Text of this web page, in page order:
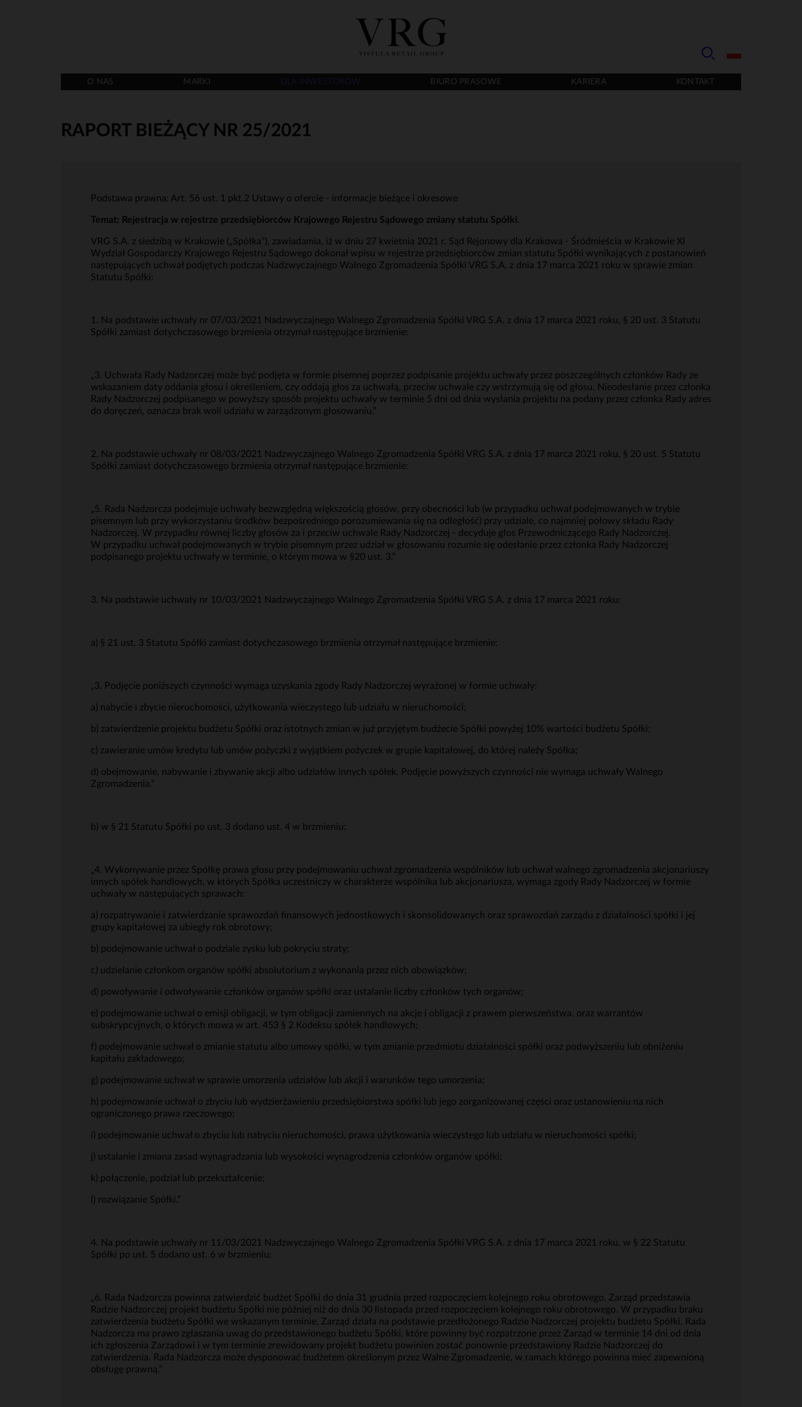
O NAS MARKI DLA INWESTORÓW BIURO PRASOWE KARIERA KONTAKT
RAPORT BIEŻĄCY NR 25/2021
Podstawa prawna: Art. 56 ust. 1 pkt.2 Ustawy o ofercie - informacje bieżące i okresowe
Temat: Rejestracja w rejestrze przedsiębiorców Krajowego Rejestru Sądowego zmiany statutu Spółki.
VRG S.A. z siedzibą w Krakowie („Spółka”), zawiadamia, iż w dniu 27 kwietnia 2021 r. Sąd Rejonowy dla Krakowa - Śródmieścia w Krakowie XI
Wydział Gospodarczy Krajowego Rejestru Sądowego dokonał wpisu w rejestrze przedsiębiorców zmian statutu Spółki wynikających z postanowień
następujących uchwał podjętych podczas Nadzwyczajnego Walnego Zgromadzenia Spółki VRG S.A. z dnia 17 marca 2021 roku w sprawie zmian
Statutu Spółki:
1. Na podstawie uchwały nr 07/03/2021 Nadzwyczajnego Walnego Zgromadzenia Spółki VRG S.A. z dnia 17 marca 2021 roku, § 20 ust. 3 Statutu
Spółki zamiast dotychczasowego brzmienia otrzymał następujące brzmienie:
„3. Uchwała Rady Nadzorczej może być podjęta w formie pisemnej poprzez podpisanie projektu uchwały przez poszczególnych członków Rady ze
wskazaniem daty oddania głosu i określeniem, czy oddają głos za uchwałą, przeciw uchwale czy wstrzymują się od głosu. Nieodesłanie przez członka
Rady Nadzorczej podpisanego w powyższy sposób projektu uchwały w terminie 5 dni od dnia wysłania projektu na podany przez członka Rady adres
do doręczeń, oznacza brak woli udziału w zarządzonym głosowaniu.”
2. Na podstawie uchwały nr 08/03/2021 Nadzwyczajnego Walnego Zgromadzenia Spółki VRG S.A. z dnia 17 marca 2021 roku, § 20 ust. 5 Statutu
Spółki zamiast dotychczasowego brzmienia otrzymał następujące brzmienie:
„5. Rada Nadzorcza podejmuje uchwały bezwzględną większością głosów, przy obecności lub (w przypadku uchwał podejmowanych w trybie
pisemnym lub przy wykorzystaniu środków bezpośredniego porozumiewania się na odległość) przy udziale, co najmniej połowy składu Rady
Nadzorczej. W przypadku równej liczby głosów za i przeciw uchwale Rady Nadzorczej - decyduje głos Przewodniczącego Rady Nadzorczej.
W przypadku uchwał podejmowanych w trybie pisemnym przez udział w głosowaniu rozumie się odesłanie przez członka Rady Nadzorczej
podpisanego projektu uchwały w terminie, o którym mowa w §20 ust. 3.”
3. Na podstawie uchwały nr 10/03/2021 Nadzwyczajnego Walnego Zgromadzenia Spółki VRG S.A. z dnia 17 marca 2021 roku:
a) § 21 ust. 3 Statutu Spółki zamiast dotychczasowego brzmienia otrzymał następujące brzmienie:
„3. Podjęcie poniższych czynności wymaga uzyskania zgody Rady Nadzorczej wyrażonej w formie uchwały:
a) nabycie i zbycie nieruchomości, użytkowania wieczystego lub udziału w nieruchomości;
b) zatwierdzenie projektu budżetu Spółki oraz istotnych zmian w już przyjętym budżecie Spółki powyżej 10% wartości budżetu Spółki;
c) zawieranie umów kredytu lub umów pożyczki z wyjątkiem pożyczek w grupie kapitałowej, do której należy Spółka;
d) obejmowanie, nabywanie i zbywanie akcji albo udziałów innych spółek. Podjęcie powyższych czynności nie wymaga uchwały Walnego
Zgromadzenia.”
b) w § 21 Statutu Spółki po ust. 3 dodano ust. 4 w brzmieniu:
„4. Wykonywanie przez Spółkę prawa głosu przy podejmowaniu uchwał zgromadzenia wspólników lub uchwał walnego zgromadzenia akcjonariuszy
innych spółek handlowych, w których Spółka uczestniczy w charakterze wspólnika lub akcjonariusza, wymaga zgody Rady Nadzorczej w formie
uchwały w następujących sprawach:
a) rozpatrywanie i zatwierdzanie sprawozdań finansowych jednostkowych i skonsolidowanych oraz sprawozdań zarządu z działalności spółki i jej
grupy kapitałowej za ubiegły rok obrotowy;
b) podejmowanie uchwał o podziale zysku lub pokryciu straty;
c) udzielanie członkom organów spółki absolutorium z wykonania przez nich obowiązków;
d) powoływanie i odwoływanie członków organów spółki oraz ustalanie liczby członków tych organów;
e) podejmowanie uchwał o emisji obligacji, w tym obligacji zamiennych na akcje i obligacji z prawem pierwszeństwa, oraz warrantów
subskrypcyjnych, o których mowa w art. 453 § 2 Kodeksu spółek handlowych;
f) podejmowanie uchwał o zmianie statutu albo umowy spółki, w tym zmianie przedmiotu działalności spółki oraz podwyższeniu lub obniżeniu
kapitału zakładowego;
g) podejmowanie uchwał w sprawie umorzenia udziałów lub akcji i warunków tego umorzenia;
h) podejmowanie uchwał o zbyciu lub wydzierżawieniu przedsiębiorstwa spółki lub jego zorganizowanej części oraz ustanowieniu na nich
ograniczonego prawa rzeczowego;
i) podejmowanie uchwał o zbyciu lub nabyciu nieruchomości, prawa użytkowania wieczystego lub udziału w nieruchomości spółki;
j) ustalanie i zmiana zasad wynagradzania lub wysokości wynagrodzenia członków organów spółki;
k) połączenie, podział lub przekształcenie;
l) rozwiązanie Spółki.”
4. Na podstawie uchwały nr 11/03/2021 Nadzwyczajnego Walnego Zgromadzenia Spółki VRG S.A. z dnia 17 marca 2021 roku, w § 22 Statutu
Spółki po ust. 5 dodano ust. 6 w brzmieniu:
„6. Rada Nadzorcza powinna zatwierdzić budżet Spółki do dnia 31 grudnia przed rozpoczęciem kolejnego roku obrotowego. Zarząd przedstawia
Radzie Nadzorczej projekt budżetu Spółki nie później niż do dnia 30 listopada przed rozpoczęciem kolejnego roku obrotowego. W przypadku braku
zatwierdzenia budżetu Spółki we wskazanym terminie, Zarząd działa na podstawie przedłożonego Radzie Nadzorczej projektu budżetu Spółki. Rada
Nadzorcza ma prawo zgłaszania uwag do przedstawionego budżetu Spółki, które powinny być rozpatrzone przez Zarząd w terminie 14 dni od dnia
ich zgłoszenia Zarządowi i w tym terminie zrewidowany projekt budżetu powinien zostać ponownie przedstawiony Radzie Nadzorczej do
zatwierdzenia. Rada Nadzorcza może dysponować budżetem określonym przez Walne Zgromadzenie, w ramach którego powinna mieć zapewnioną
obsługę prawną.”